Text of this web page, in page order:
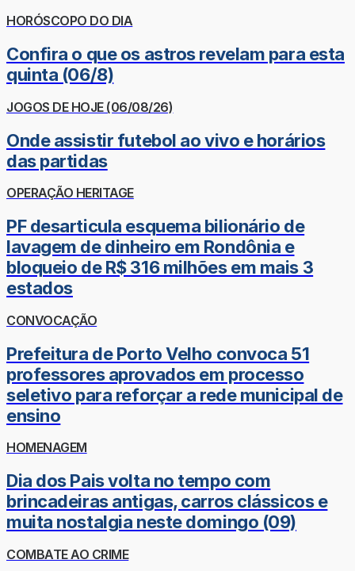
HORÓSCOPO DO DIA
Confira o que os astros revelam para esta
quinta (06/8)
JOGOS DE HOJE (06/08/26)
Onde assistir futebol ao vivo e horários
das partidas
OPERAÇÃO HERITAGE
PF desarticula esquema bilionário de
lavagem de dinheiro em Rondônia e
bloqueio de R$ 316 milhões em mais 3
estados
CONVOCAÇÃO
Prefeitura de Porto Velho convoca 51
professores aprovados em processo
seletivo para reforçar a rede municipal de
ensino
HOMENAGEM
Dia dos Pais volta no tempo com
brincadeiras antigas, carros clássicos e
muita nostalgia neste domingo (09)
COMBATE AO CRIME